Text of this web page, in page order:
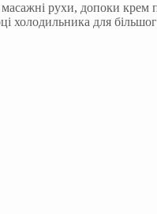
рухи, допоки
холодильника для